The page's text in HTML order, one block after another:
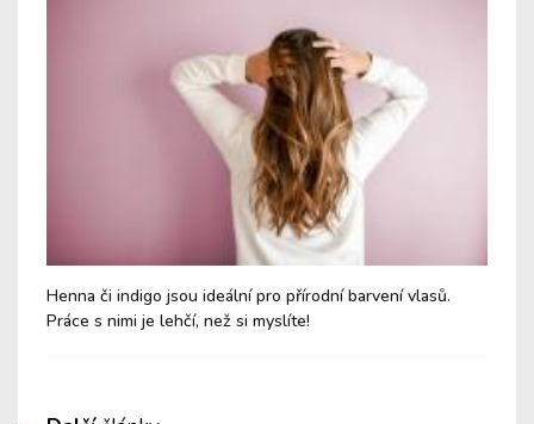
Henna či indigo jsou ideální pro přírodní barvení vlasů.
Práce s nimi je lehčí, než si myslíte!